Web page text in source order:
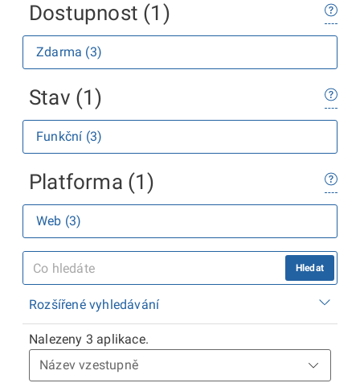
Dostupnost (1)
Zdarma (3)
Stav (1)
Funkční (3)
Platforma (1)
Web (3)
Hledat
Rozšířené vyhledávání
Nalezeny 3 aplikace.